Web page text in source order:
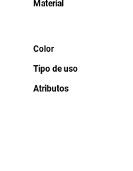
Material
Color
Tipo de uso
Atributos